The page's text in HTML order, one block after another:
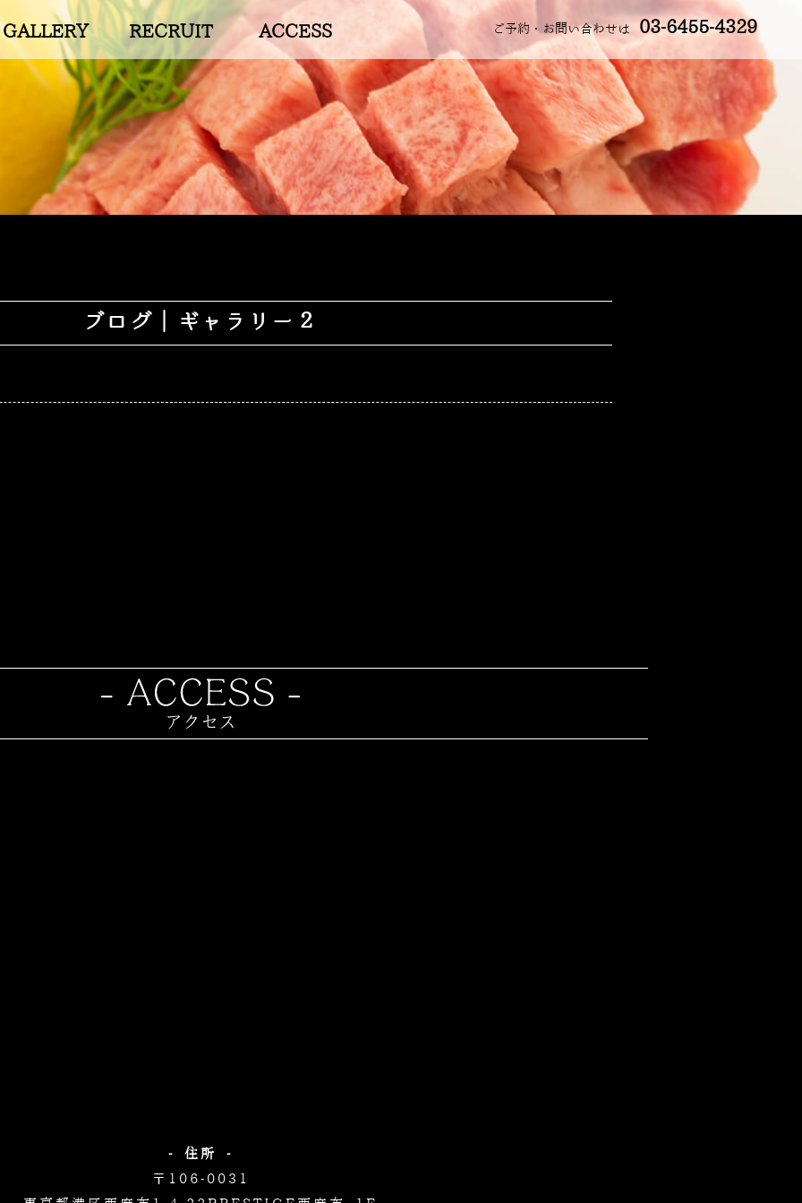
GALLERY RECRUIT ACCESS ご予約・お問い合わせは 03-6455-4329
ブログ｜ギャラリー２
- 住所 -
〒106-0031